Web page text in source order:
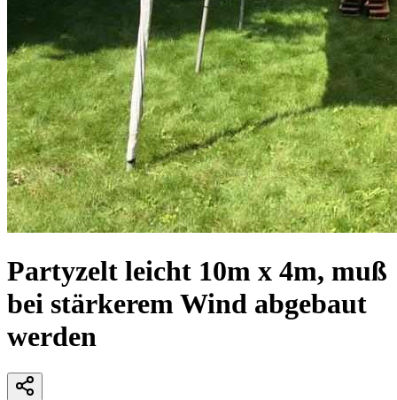
Partyzelt leicht 10m x 4m, muß
bei stärkerem Wind abgebaut
werden